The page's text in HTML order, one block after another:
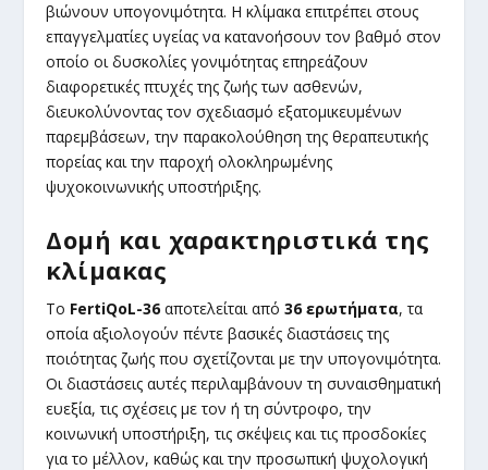
βιώνουν υπογονιμότητα. Η κλίμακα επιτρέπει στους
επαγγελματίες υγείας να κατανοήσουν τον βαθμό στον
οποίο οι δυσκολίες γονιμότητας επηρεάζουν
διαφορετικές πτυχές της ζωής των ασθενών,
διευκολύνοντας τον σχεδιασμό εξατομικευμένων
παρεμβάσεων, την παρακολούθηση της θεραπευτικής
πορείας και την παροχή ολοκληρωμένης
ψυχοκοινωνικής υποστήριξης.
Δομή και χαρακτηριστικά της
κλίμακας
Το FertiQoL-36 αποτελείται από36 ερωτήματα, τα
οποία αξιολογούν πέντε βασικές διαστάσεις της
ποιότητας ζωής που σχετίζονται με την υπογονιμότητα.
Οι διαστάσεις αυτές περιλαμβάνουν τη συναισθηματική
ευεξία, τις σχέσεις με τον ή τη σύντροφο, την
κοινωνική υποστήριξη, τις σκέψεις και τις προσδοκίες
για το μέλλον, καθώς και την προσωπική ψυχολογική